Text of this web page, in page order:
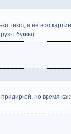
текст, а не всю
буквы).
но время